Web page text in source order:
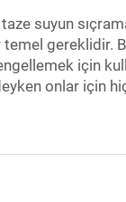
suyun
gereklidir.
için
onlar için